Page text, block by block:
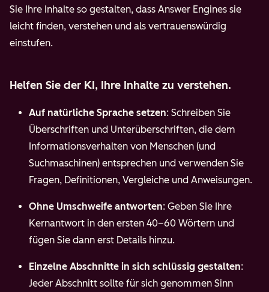
Sie Ihre Inhalte so gestalten, dass Answer Engines sie
leicht finden, verstehen und als vertrauenswürdig
einstufen.
Helfen Sie der KI, Ihre Inhalte zu verstehen.
Auf natürliche Sprache setzen: Schreiben Sie
Überschriften und Unterüberschriften, die dem
Informationsverhalten von Menschen (und
Suchmaschinen) entsprechen und verwenden Sie
Fragen, Definitionen, Vergleiche und Anweisungen.
Ohne Umschweife antworten: Geben Sie Ihre
Kernantwort in den ersten 40–60 Wörtern und
fügen Sie dann erst Details hinzu.
Einzelne Abschnitte in sich schlüssig gestalten:
Jeder Abschnitt sollte für sich genommen Sinn